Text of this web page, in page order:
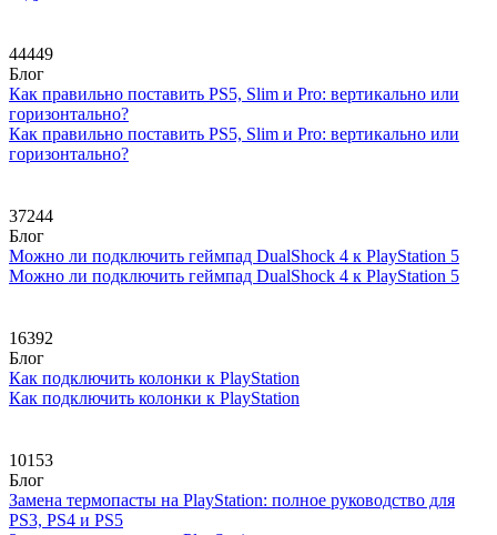
44449
Блог
Как правильно поставить PS5, Slim и Pro: вертикально или
горизонтально?
Как правильно поставить PS5, Slim и Pro: вертикально или
горизонтально?
37244
Блог
Можно ли подключить геймпад DualShock 4 к PlayStation 5
Можно ли подключить геймпад DualShock 4 к PlayStation 5
16392
Блог
Как подключить колонки к PlayStation
Как подключить колонки к PlayStation
10153
Блог
Замена термопасты на PlayStation: полное руководство для
PS3, PS4 и PS5